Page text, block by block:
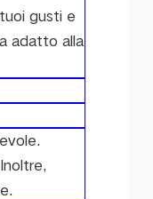
gusti e
adatto alla